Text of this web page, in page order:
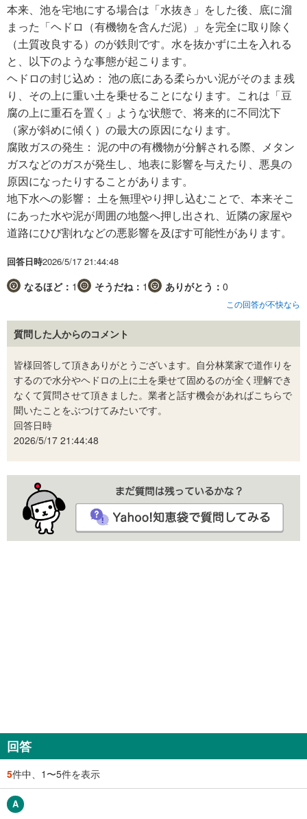
本来、池を宅地にする場合は「水抜き」をした後、底に溜
まった「ヘドロ（有機物を含んだ泥）」を完全に取り除く
（土質改良する）のが鉄則です。水を抜かずに土を入れる
と、以下のような事態が起こります。
ヘドロの封じ込め： 池の底にある柔らかい泥がそのまま残
り、その上に重い土を乗せることになります。これは「豆
腐の上に重石を置く」ような状態で、将来的に不同沈下
（家が斜めに傾く）の最大の原因になります。
腐敗ガスの発生： 泥の中の有機物が分解される際、メタン
ガスなどのガスが発生し、地表に影響を与えたり、悪臭の
原因になったりすることがあります。
地下水への影響： 土を無理やり押し込むことで、本来そこ
にあった水や泥が周囲の地盤へ押し出され、近隣の家屋や
道路にひび割れなどの悪影響を及ぼす可能性があります。
回答日時2026/5/17 21:44:48
なるほど： 1 そうだね： 1 ありがとう： 0
この回答が不快なら
質問した人からのコメント
皆様回答して頂きありがとうございます。自分林業家で道作りを
するので水分やヘドロの上に土を乗せて固めるのが全く理解でき
なくて質問させて頂きました。業者と話す機会があればこちらで
聞いたことをぶつけてみたいです。
回答日時
2026/5/17 21:44:48
回答
5件中、1〜5件を表示